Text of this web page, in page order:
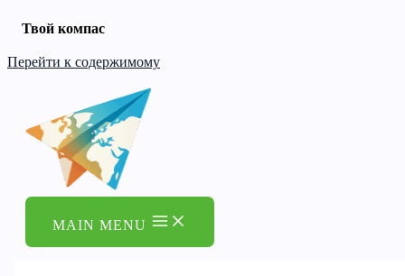
Твой компас
Перейти к содержимому
MAIN MENU